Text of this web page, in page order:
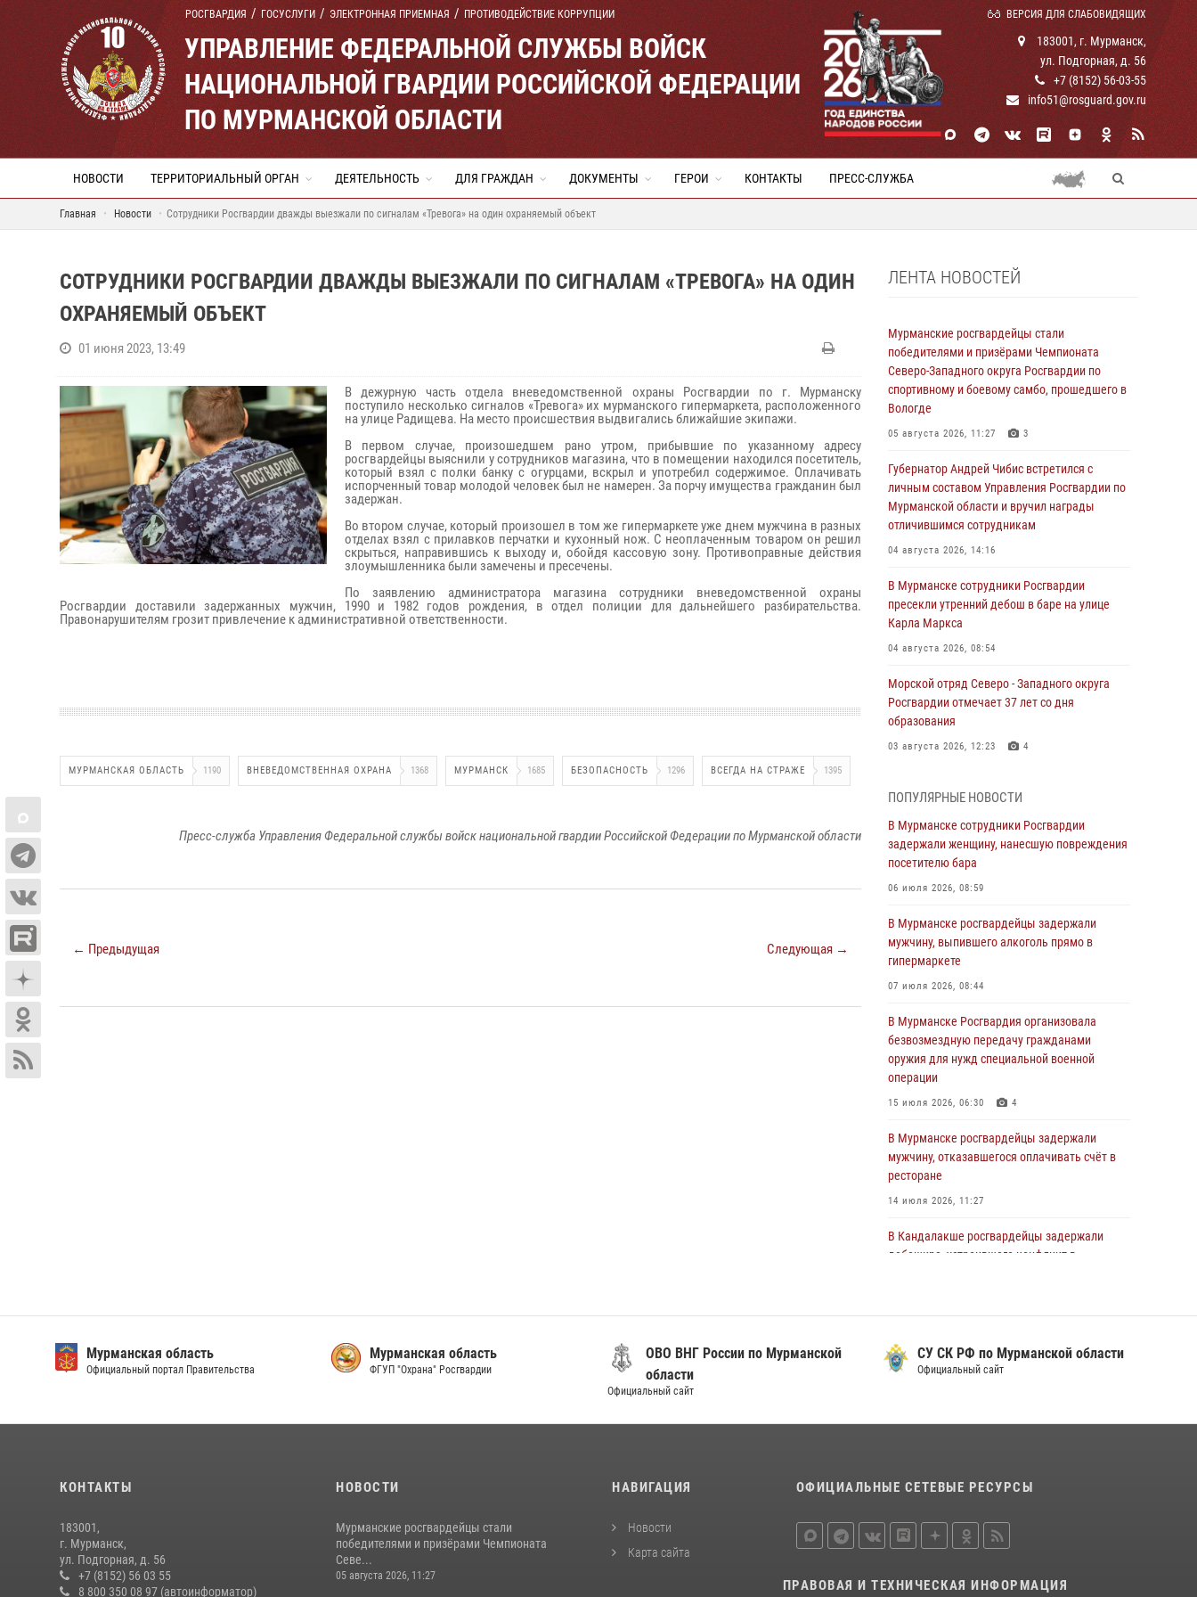
РОСГВАРДИЯ ГОСУСЛУГИ ЭЛЕКТРОННАЯ ПРИЕМНАЯ ПРОТИВОДЕЙСТВИЕ КОРРУПЦИИ ВЕРСИЯ ДЛЯ СЛАБОВИДЯЩИХ
УПРАВЛЕНИЕ ФЕДЕРАЛЬНОЙ СЛУЖБЫ ВОЙСК
НАЦИОНАЛЬНОЙ ГВАРДИИ РОССИЙСКОЙ ФЕДЕРАЦИИ
ПО МУРМАНСКОЙ ОБЛАСТИ
183001, г. Мурманск,
ул. Подгорная, д. 56
+7 (8152) 56-03-55
info51@rosguard.gov.ru
НОВОСТИ ТЕРРИТОРИАЛЬНЫЙ ОРГАН ДЕЯТЕЛЬНОСТЬ ДЛЯ ГРАЖДАН ДОКУМЕНТЫ ГЕРОИ КОНТАКТЫ ПРЕСС-СЛУЖБА
Главная Новости Сотрудники Росгвардии дважды выезжали по сигналам «Тревога» на один охраняемый объект
СОТРУДНИКИ РОСГВАРДИИ ДВАЖДЫ ВЫЕЗЖАЛИ ПО СИГНАЛАМ «ТРЕВОГА» НА ОДИН
ОХРАНЯЕМЫЙ ОБЪЕКТ
01 июня 2023, 13:49
В дежурную часть отдела вневедомственной охраны Росгвардии по г. Мурманску
поступило несколько сигналов «Тревога» их мурманского гипермаркета, расположенного
на улице Радищева. На место происшествия выдвигались ближайшие экипажи.
В первом случае, произошедшем рано утром, прибывшие по указанному адресу
росгвардейцы выяснили у сотрудников магазина, что в помещении находился посетитель,
который взял с полки банку с огурцами, вскрыл и употребил содержимое. Оплачивать
испорченный товар молодой человек был не намерен. За порчу имущества гражданин был
задержан.
Во втором случае, который произошел в том же гипермаркете уже днем мужчина в разных
отделах взял с прилавков перчатки и кухонный нож. С неоплаченным товаром он решил
скрыться, направившись к выходу и, обойдя кассовую зону. Противоправные действия
злоумышленника были замечены и пресечены.
По заявлению администратора магазина сотрудники вневедомственной охраны
Росгвардии доставили задержанных мужчин, 1990 и 1982 годов рождения, в отдел полиции для дальнейшего разбирательства.
Правонарушителям грозит привлечение к административной ответственности.
МУРМАНСКАЯ ОБЛАСТЬ 1190 ВНЕВЕДОМСТВЕННАЯ ОХРАНА 1368 МУРМАНСК 1685 БЕЗОПАСНОСТЬ 1296 ВСЕГДА НА СТРАЖЕ 1395
Пресс-служба Управления Федеральной службы войск национальной гвардии Российской Федерации по Мурманской области
← Предыдущая Следующая →
ЛЕНТА НОВОСТЕЙ
Мурманские росгвардейцы стали
победителями и призёрами Чемпионата
Северо-Западного округа Росгвардии по
спортивному и боевому самбо, прошедшего в
Вологде
05 августа 2026, 11:27 3
Губернатор Андрей Чибис встретился с
личным составом Управления Росгвардии по
Мурманской области и вручил награды
отличившимся сотрудникам
04 августа 2026, 14:16
В Мурманске сотрудники Росгвардии
пресекли утренний дебош в баре на улице
Карла Маркса
04 августа 2026, 08:54
Морской отряд Северо - Западного округа
Росгвардии отмечает 37 лет со дня
образования
03 августа 2026, 12:23 4
Росгвардии пресекли хулиганские действия
дебошира на автозаправочной станции
03 августа 2026, 09:12
по антитеррористической защищенности для
31 июля 2026, 08:48
Сотрудники Росгвардии задержали мужчину,
не оплатившего счет в ресторане
30 июля 2026, 14:09
В Управлении Росгвардии по Мурманской
занятие совместно с МЧС России
30 июля 2026, 14:05
посвященное Дню памяти святого
равноапостольного великого князя
пресекли ночной дебош в баре на улице
Орликовой
ПОПУЛЯРНЫЕ НОВОСТИ
В Мурманске сотрудники Росгвардии
задержали женщину, нанесшую повреждения
посетителю бара
06 июля 2026, 08:59
В Мурманске росгвардейцы задержали
мужчину, выпившего алкоголь прямо в
гипермаркете
07 июля 2026, 08:44
В Мурманске Росгвардия организовала
безвозмездную передачу гражданами
оружия для нужд специальной военной
операции
15 июля 2026, 06:30 4
В Мурманске росгвардейцы задержали
мужчину, отказавшегося оплачивать счёт в
ресторане
14 июля 2026, 11:27
В Кандалакше росгвардейцы задержали
дебошира, устроившего конфликт в
попытку кражи косметики из гипермаркета
10 июля 2026, 12:31
В Мурманске росгвардейцы пресекли
нарушавшей общественный порядок в
магазине - буфете
Мурманская область
Официальный портал Правительства
Мурманская область
ФГУП "Охрана" Росгвардии
ОВО ВНГ России по Мурманской
области
Официальный сайт
СУ СК РФ по Мурманской области
Официальный сайт
КОНТАКТЫ
183001,
г. Мурманск,
ул. Подгорная, д. 56
+7 (8152) 56 03 55
8 800 350 08 97 (автоинформатор)
НОВОСТИ
Мурманские росгвардейцы стали
победителями и призёрами Чемпионата
Севе...
05 августа 2026, 11:27
НАВИГАЦИЯ
Новости
Карта сайта
ОФИЦИАЛЬНЫЕ СЕТЕВЫЕ РЕСУРСЫ
ПРАВОВАЯ И ТЕХНИЧЕСКАЯ ИНФОРМАЦИЯ